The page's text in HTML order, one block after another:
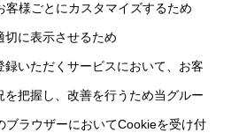
様ごとにカスタマイズするため
に表示させるため
いただくサービスにおいて、お客
把握し、改善を行うため当グルー
ブラウザーにおいてCookieを受け付